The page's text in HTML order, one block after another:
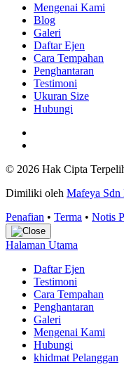
Mengenai Kami
Blog
Galeri
Daftar Ejen
Cara Tempahan
Penghantaran
Testimoni
Ukuran Size
Hubungi
© 2026 Hak Cipta
Dimiliki oleh Mafeya Sdn
Penafian • Terma • Notis
Halaman Utama
Daftar Ejen
Testimoni
Cara Tempahan
Penghantaran
Galeri
Mengenai Kami
Hubungi
khidmat Pelanggan